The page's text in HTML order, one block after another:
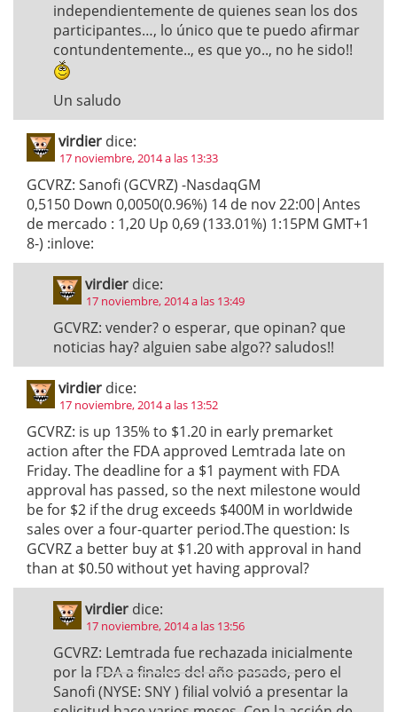
independientemente de quienes sean los dos
participantes…, lo único que te puedo afirmar
contundentemente.., es que yo.., no he sido!!
Un saludo
virdier dice:
17 noviembre, 2014 a las 13:33
GCVRZ: Sanofi (GCVRZ) -NasdaqGM
0,5150 Down 0,0050(0.96%) 14 de nov 22:00|Antes
de mercado : 1,20 Up 0,69 (133.01%) 1:15PM GMT+1
8-) :inlove:
virdier dice:
17 noviembre, 2014 a las 13:49
GCVRZ: vender? o esperar, que opinan? que
noticias hay? alguien sabe algo?? saludos!!
virdier dice:
17 noviembre, 2014 a las 13:52
GCVRZ: is up 135% to $1.20 in early premarket
action after the FDA approved Lemtrada late on
Friday. The deadline for a $1 payment with FDA
approval has passed, so the next milestone would
be for $2 if the drug exceeds $400M in worldwide
sales over a four-quarter period.The question: Is
GCVRZ a better buy at $1.20 with approval in hand
than at $0.50 without yet having approval?
virdier dice:
17 noviembre, 2014 a las 13:56
GCVRZ: Lemtrada fue rechazada inicialmente
por la FDA a finales del año pasado, pero el
Sanofi (NYSE: SNY ) filial volvió a presentar la